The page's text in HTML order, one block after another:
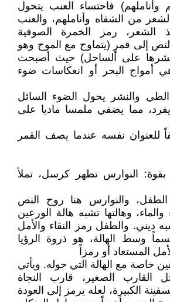
وأناملهم) فاحتساء العنب يتحول
من الشفاه وأناملهم، والعنب
الشعر، رمز الخمرة الصوفية
إلى قمرٍ (يتماوج مع الموج وهو
على الساحل) حيث أصبحت
أمواج البحر أو انعكاسات ضوء
والنشر يحول الضوء السائل
مما يضفي ملمسا ماديا على
للعنوان نفسه عندما يصف القمر
بقوة: النوارس تظهر كرسل، تملأ
والنوارس هنا روح النص
والماء، وهالتها تشبه هالة الورعين
ديني. والطفل رمز النقاء والأمل
وسط الهالة، هو ذروة الرؤيا
المستعاد أو رمزاً
خاصة مع الهالة التي حوله. ويأتي
القارب الصغير، قارب النجاة
الكبيرة، لعله يرمز إلى العودة